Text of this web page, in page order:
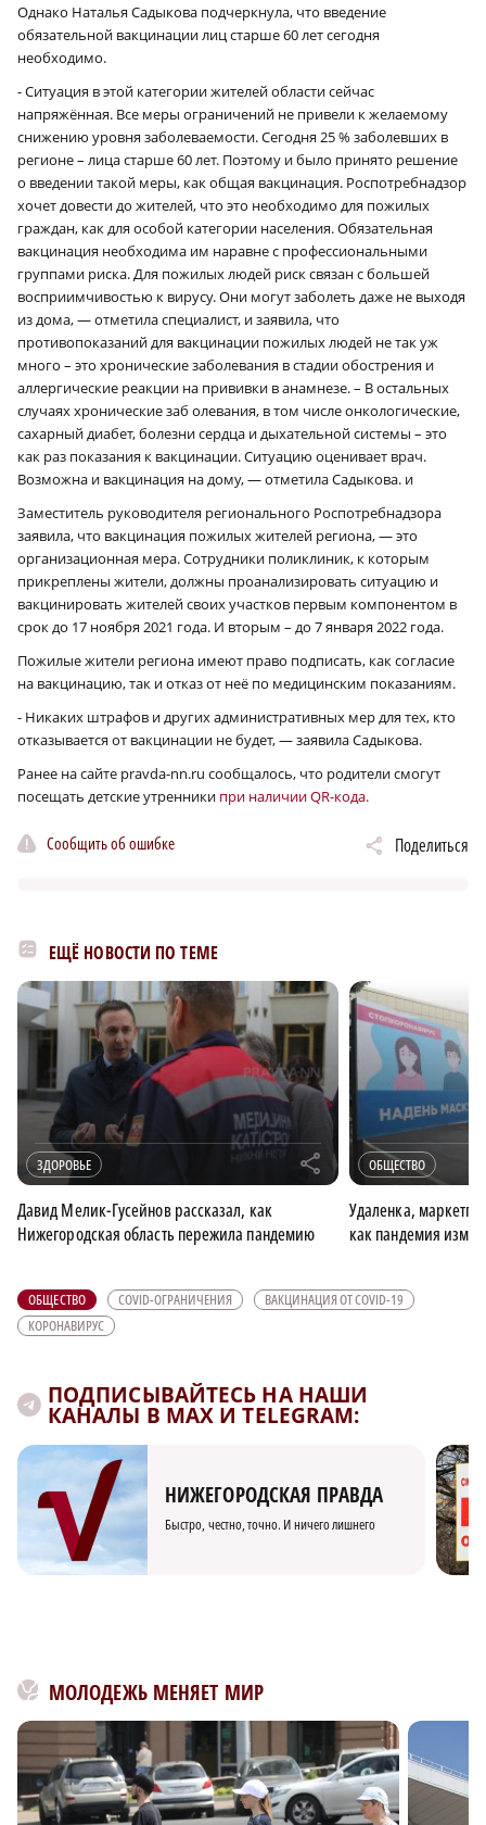
Однако Наталья Садыкова подчеркнула, что введение
обязательной вакцинации лиц старше 60 лет сегодня
необходимо.
- Ситуация в этой категории жителей области сейчас
напряжённая. Все меры ограничений не привели к желаемому
снижению уровня заболеваемости. Сегодня 25 % заболевших в
регионе – лица старше 60 лет. Поэтому и было принято решение
о введении такой меры, как общая вакцинация. Роспотребнадзор
хочет довести до жителей, что это необходимо для пожилых
граждан, как для особой категории населения. Обязательная
вакцинация необходима им наравне с профессиональными
группами риска. Для пожилых людей риск связан с большей
восприимчивостью к вирусу. Они могут заболеть даже не выходя
из дома, — отметила специалист, и заявила, что
противопоказаний для вакцинации пожилых людей не так уж
много – это хронические заболевания в стадии обострения и
аллергические реакции на прививки в анамнезе. – В остальных
случаях хронические заб олевания, в том числе онкологические,
сахарный диабет, болезни сердца и дыхательной системы – это
как раз показания к вакцинации. Ситуацию оценивает врач.
Возможна и вакцинация на дому, — отметила Садыкова. и
Заместитель руководителя регионального Роспотребнадзора
заявила, что вакцинация пожилых жителей региона, — это
организационная мера. Сотрудники поликлиник, к которым
прикреплены жители, должны проанализировать ситуацию и
вакцинировать жителей своих участков первым компонентом в
срок до 17 ноября 2021 года. И вторым – до 7 января 2022 года.
Пожилые жители региона имеют право подписать, как согласие
на вакцинацию, так и отказ от неё по медицинским показаниям.
- Никаких штрафов и других административных мер для тех, кто
отказывается от вакцинации не будет, — заявила Садыкова.
Ранее на сайте pravda-nn.ru сообщалось, что родители смогут
посещать детские утренники при наличии QR-кода.
Сообщить об ошибке Поделиться
ЕЩЁ НОВОСТИ ПО ТЕМЕ
ЗДОРОВЬЕ r
Давид Мелик-Гусейнов рассказал, как
Нижегородская область пережила пандемию
ОБЩЕСТВО
Удаленка,
как пандемия
ОБЩЕСТВО COVID-ОГРАНИЧЕНИЯ
ВАКЦИНАЦИЯ ОТ COVID-19
КОРОНАВИРУС
ПОДПИСЫВАЙТЕСЬ НА НАШИ
КАНАЛЫ В MAX И TELEGRAM:
НИЖЕГОРОДСКАЯ ПРАВДА
Быстро, честно, точно. И ничего лишнего
МОЛОДЕЖЬ МЕНЯЕТ МИР